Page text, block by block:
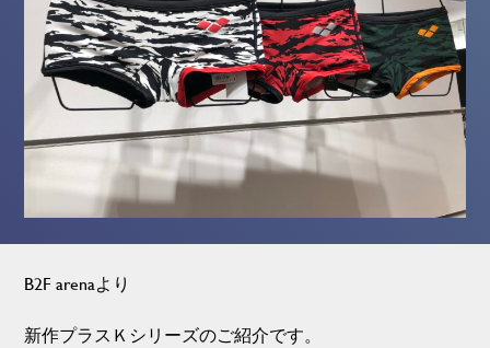
B2F arenaより
新作プラスＫシリーズのご紹介です。